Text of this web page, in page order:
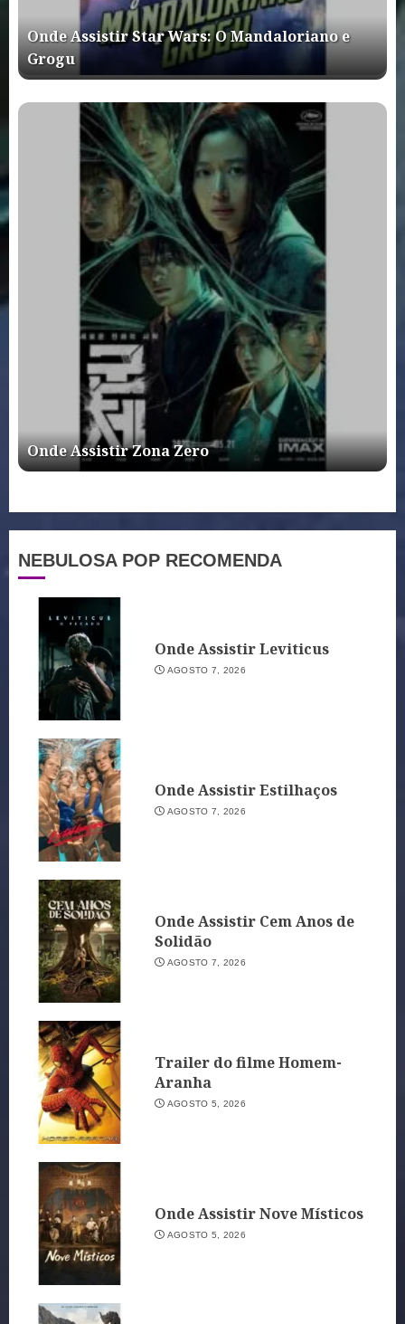
Onde Assistir Star Wars: O Mandaloriano e
Grogu
Onde Assistir Zona Zero
NEBULOSA POP RECOMENDA
Onde Assistir Leviticus
AGOSTO 7, 2026
Onde Assistir Estilhaços
AGOSTO 7, 2026
Onde Assistir Cem Anos de
Solidão
AGOSTO 7, 2026
Trailer do filme Homem-
Aranha
AGOSTO 5, 2026
Onde Assistir Nove Místicos
AGOSTO 5, 2026